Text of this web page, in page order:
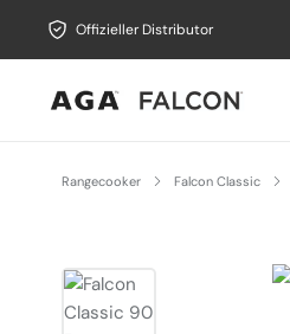
Offizieller Distributor
Rangecooker Falcon Classic
Bildergalerie überspringen